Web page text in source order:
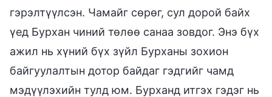
гэрэлтүүлсэн. Чамайг сөрөг, сул дорой байх
үед Бурхан чиний төлөө санаа зовдог. Энэ бүх
ажил нь хүний бүх зүйл Бурханы зохион
байгуулалтын дотор байдаг гэдгийг чамд
мэдүүлэхийн тулд юм. Бурханд итгэх гэдэг нь